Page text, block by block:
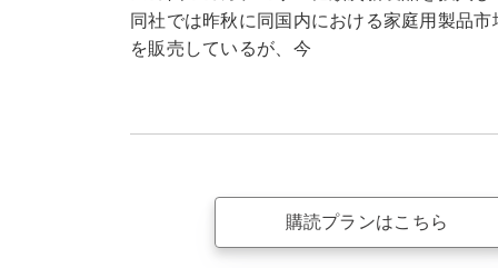
同社では昨秋に同国内における家庭用製品
を販売しているが、今
購読プランはこちら